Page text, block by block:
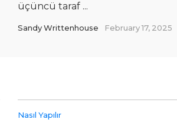
üçüncü taraf ...
Sandy Writtenhouse February 17, 2025
Nasıl Yapılır